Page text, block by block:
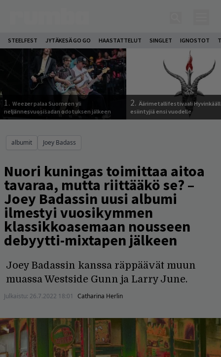
STEELFEST JYTÄKESÄ GO GO HAASTATTELUT SINGLET IGNOSTOT
1. Weezer palaa Suomeen yli
neljännesvuosisadan odotuksen jälkeen
2. Äärimetallifestivaali
esiintyjiä ensi vuodelle
albumit Joey Badass
Nuori kuningas toimittaa aitoa
tavaraa, mutta riittääkö se? –
Joey Badassin uusi albumi
ilmestyi vuosikymmen
klassikkoasemaan nousseen
debyytti-mixtapen jälkeen
Joey Badassin kanssa räppäävät muun
muassa Westside Gunn ja Larry June.
Julkaistu: 26.7.2022 18:01 Catharina Herlin